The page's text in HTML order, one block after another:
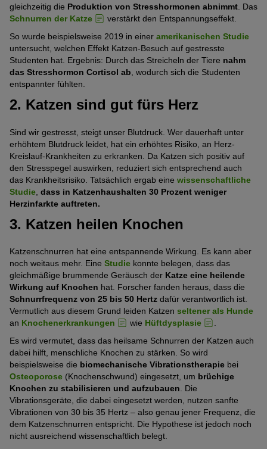
gleichzeitig die Produktion von Stresshormonen abnimmt . Das
Schnurren der Katze
verstärkt den Entspannungseffekt.
So wurde beispielsweise 2019 in einer amerikanischen Studie
untersucht, welchen Effekt Katzen-Besuch auf gestresste
Studenten hat. Ergebnis: Durch das Streicheln der Tiere nahm
das Stresshormon Cortisol ab , wodurch sich die Studenten
entspannter fühlten.
2. Katzen sind gut fürs Herz
Sind wir gestresst, steigt unser Blutdruck. Wer dauerhaft unter
erhöhtem Blutdruck leidet, hat ein erhöhtes Risiko, an Herz-
Kreislauf-Krankheiten zu erkranken. Da Katzen sich positiv auf
den Stresspegel auswirken, reduziert sich entsprechend auch
das Krankheitsrisiko. Tatsächlich ergab eine wissenschaftliche
Studie dass in Katzenhaushalten 30 Prozent weniger
Herzinfarkte auftreten.
3. Katzen heilen Knochen
Katzenschnurren hat eine entspannende Wirkung. Es kann aber
noch weitaus mehr. Eine Studie konnte belegen, dass das
gleichmäßige brummende Geräusch der Katze eine heilende
Wirkung auf Knochen hat. Forscher fanden heraus, dass die
Schnurrfrequenz von 25 bis 50 Hertz dafür verantwortlich ist.
Vermutlich aus diesem Grund leiden Katzen seltener als Hunde
an Knochenerkrankungen wie Hüftdysplasie
Es wird vermutet, dass das heilsame Schnurren der Katzen auch
dabei hilft, menschliche Knochen zu stärken. So wird
beispielsweise die biomechanische Vibrationstherapie bei
Osteoporose (Knochenschwund) eingesetzt, um brüchige
Knochen zu stabilisieren und aufzubauen . Die
Vibrationsgeräte, die dabei eingesetzt werden, nutzen sanfte
Vibrationen von 30 bis 35 Hertz – also genau jener Frequenz, die
dem Katzenschnurren entspricht. Die Hypothese ist jedoch noch
nicht ausreichend wissenschaftlich belegt.